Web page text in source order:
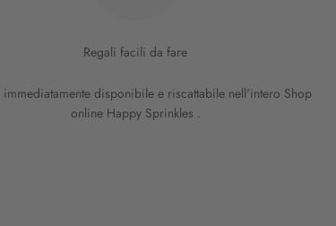
Regali facili da fare
disponibile e riscattabile nell'intero Shop
online Happy Sprinkles .